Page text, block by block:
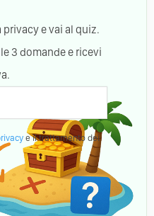
e vai al quiz.
3 domande e ricevi
e il trattamento dei